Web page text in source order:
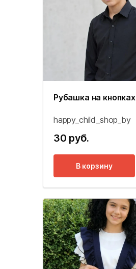
Рубашка на кнопках
happy_child_shop_by
30 руб.
В корзину